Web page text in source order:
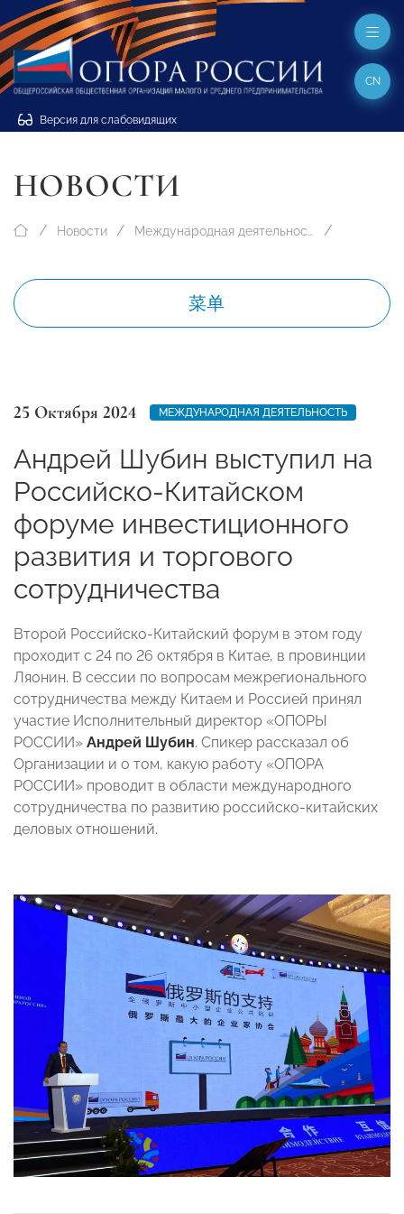
Версия для слабовидящих
CN
НОВОСТИ
Новости Международная деятельность
菜单
25 Октября 2024 МЕЖДУНАРОДНАЯ ДЕЯТЕЛЬНОСТЬ
Андрей Шубин выступил на
Российско-Китайском
форуме инвестиционного
развития и торгового
сотрудничества
Второй Российско-Китайский форум в этом году
проходит с 24 по 26 октября в Китае, в провинции
Ляонин. В сессии по вопросам межрегионального
сотрудничества между Китаем и Россией принял
участие Исполнительный директор «ОПОРЫ
РОССИИ» Андрей Шубин. Спикер рассказал об
Организации и о том, какую работу «ОПОРА
РОССИИ» проводит в области международного
сотрудничества по развитию российско-китайских
деловых отношений.